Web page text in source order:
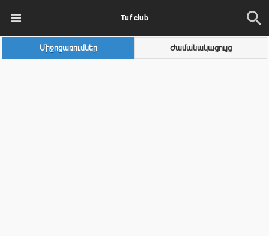
Tuf club
Միջոցառումներ Ժամանակացույց